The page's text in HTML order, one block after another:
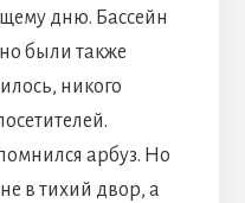
дню. Бассейн
были также
никого
арбуз. Но
в тихий двор, а